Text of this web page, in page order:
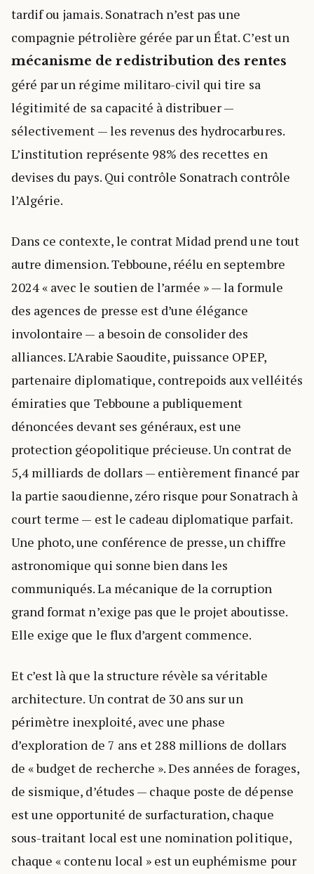
tardif ou jamais. Sonatrach n’est pas une
compagnie pétrolière gérée par un État. C’est un
mécanisme de redistribution des rentes
géré par un régime militaro-civil qui tire sa
légitimité de sa capacité à distribuer —
sélectivement — les revenus des hydrocarbures.
L’institution représente 98% des recettes en
devises du pays. Qui contrôle Sonatrach contrôle
l’Algérie.
Dans ce contexte, le contrat Midad prend une tout
autre dimension. Tebboune, réélu en septembre
2024 « avec le soutien de l’armée » — la formule
des agences de presse est d’une élégance
involontaire — a besoin de consolider des
alliances. L’Arabie Saoudite, puissance OPEP,
partenaire diplomatique, contrepoids aux velléités
émiraties que Tebboune a publiquement
dénoncées devant ses généraux, est une
protection géopolitique précieuse. Un contrat de
5,4 milliards de dollars — entièrement financé par
la partie saoudienne, zéro risque pour Sonatrach à
court terme — est le cadeau diplomatique parfait.
Une photo, une conférence de presse, un chiffre
astronomique qui sonne bien dans les
communiqués. La mécanique de la corruption
grand format n’exige pas que le projet aboutisse.
Elle exige que le flux d’argent commence.
Et c’est là que la structure révèle sa véritable
architecture. Un contrat de 30 ans sur un
périmètre inexploité, avec une phase
d’exploration de 7 ans et 288 millions de dollars
de « budget de recherche ». Des années de forages,
de sismique, d’études — chaque poste de dépense
est une opportunité de surfacturation, chaque
sous-traitant local est une nomination politique,
chaque « contenu local » est un euphémisme pour